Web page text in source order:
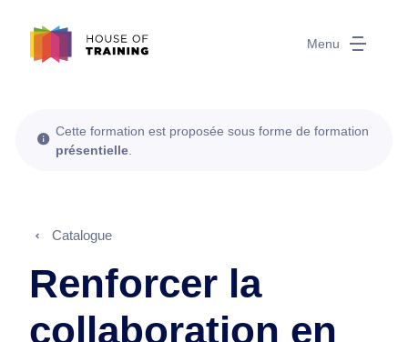
Menu
Cette formation est proposée sous forme de formation
présentielle
Catalogue
Renforcer la
collaboration en